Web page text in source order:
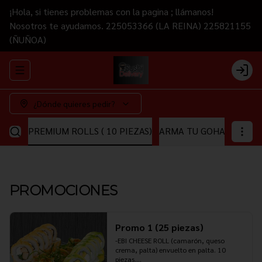
¡Hola, si tienes problemas con la pagina ; llámanos!
Nosotros te ayudamos. 225053366 (LA REINA) 225821155
(ÑUÑOA)
Abrir menu de navegación Login
¿Dónde quieres pedir?
PREMIUM ROLLS ( 10 PIEZAS) ARMA TU GOHAN
PROMOCIONES
Promo 1 (25 piezas)
-EBI CHEESE ROLL (camarón, queso
crema, palta) envuelto en palta. 10
piezas.